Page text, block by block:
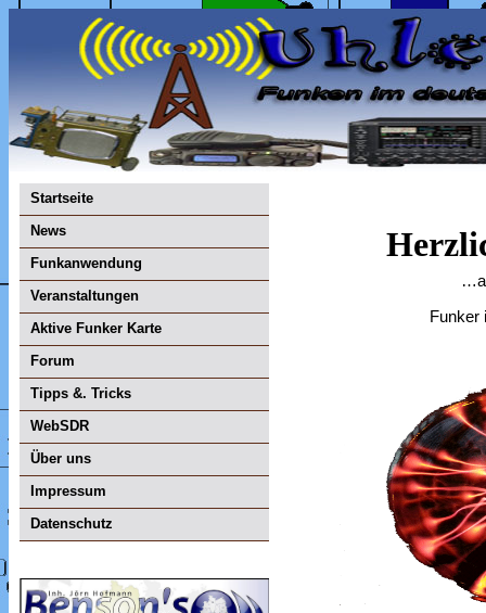
Startseite
News
Funkanwendung
Veranstaltungen
Aktive Funker Karte
Forum
Tipps &. Tricks
WebSDR
Über uns
Impressum
Datenschutz
Funker